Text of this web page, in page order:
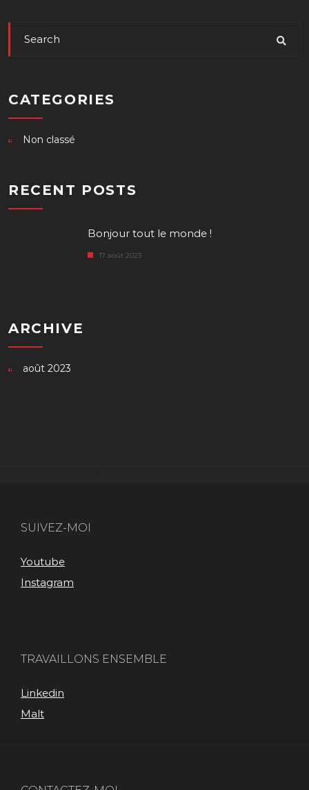
CATEGORIES
Non classé
RECENT POSTS
Bonjour tout le monde !
17 août 2023
ARCHIVE
août 2023
SUIVEZ-MOI
Youtube
Instagram
TRAVAILLONS ENSEMBLE
Linkedin
Malt